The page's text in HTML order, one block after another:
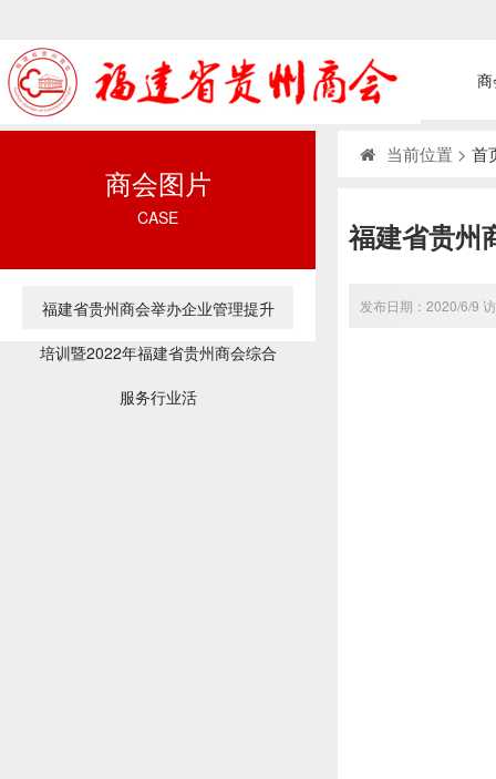
商会图片
CASE
福建省贵州商会举办企业管理提升
培训暨2022年福建省贵州商会综合
服务行业活
当前位置 > 首
福建省贵州
发布日期：2020/6/9